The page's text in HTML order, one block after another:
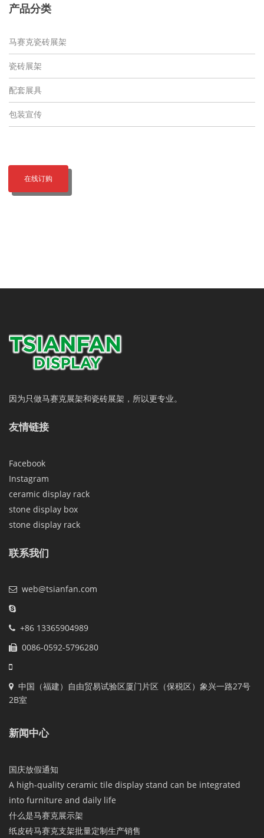
产品分类
马赛克瓷砖展架
瓷砖展架
配套展具
包装宣传
在线订购
因为只做马赛克展架和瓷砖展架，所以更专业。
友情链接
Facebook
Instagram
ceramic display rack
stone display box
stone display rack
联系我们
web@tsianfan.com
+86 13365904989
0086-0592-5796280
中国（福建）自由贸易试验区厦门片区（保税区）象兴一路27号
2B室
新闻中心
国庆放假通知
A high-quality ceramic tile display stand can be integrated
into furniture and daily life
什么是马赛克展示架
纸皮砖马赛克支架批量定制生产销售